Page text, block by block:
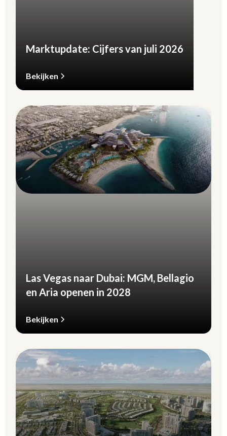
Marktupdate: Cijfers van juli 2026
Bekijken
Las Vegas naar Dubai: MGM, Bellagio
en Aria openen in 2028
Bekijken